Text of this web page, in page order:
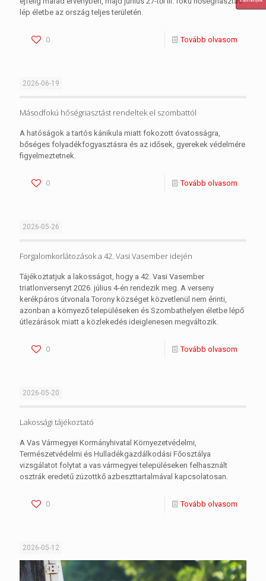
lép életbe az ország teljes területén.
0 Tovább olvasom
2026-06-19
Másodfokú hőségriasztást rendeltek el szombattól
A hatóságok a tartós kánikula miatt fokozott óvatosságra,
bőséges folyadékfogyasztásra és az idősek, gyerekek védelmére
figyelmeztetnek.
0 Tovább olvasom
2026-05-26
Forgalomkorlátozások a 42. Vasi Vasember idején
Tájékoztatjuk a lakosságot, hogy a 42. Vasi Vasember
triatlonversenyt 2026. július 4-én rendezik meg. A verseny
kerékpáros útvonala Torony községet közvetlenül nem érinti,
azonban a környező településeken és Szombathelyen életbe lépő
útlezárások miatt a közlekedés ideiglenesen megváltozik.
0 Tovább olvasom
2026-05-20
Lakossági tájékoztató
A Vas Vármegyei Kormányhivatal Környezetvédelmi,
Természetvédelmi és Hulladékgazdálkodási Főosztálya
vizsgálatot folytat a vas vármegyei településeken felhasznált
osztrák eredetű zúzottkő azbeszttartalmával kapcsolatosan.
0 Tovább olvasom
2026-05-12